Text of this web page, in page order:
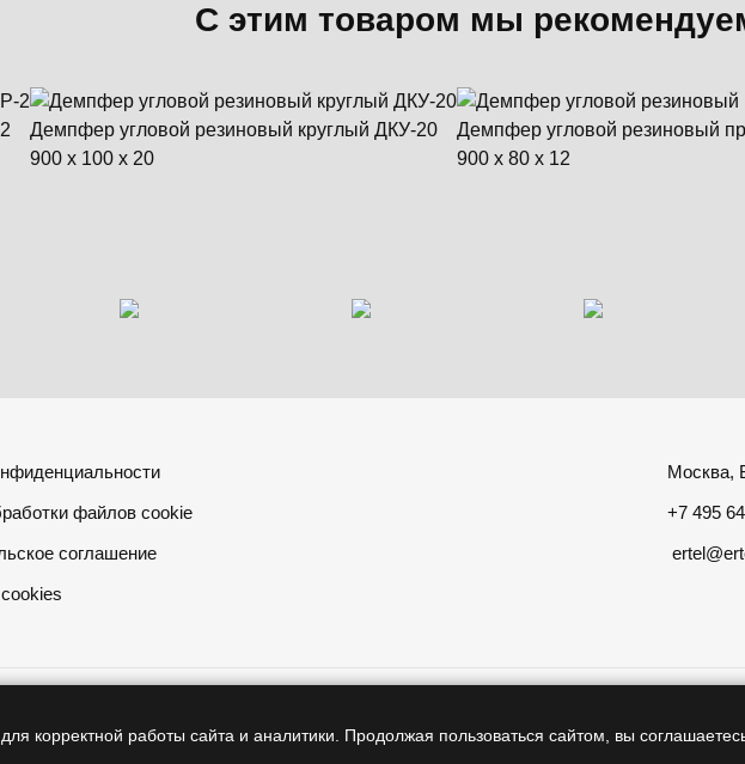
С этим товаром мы
Демпфер угловой резиновый круглый ДКУ-20
900 x 100 x 20
Демпфер угловой резиновый
900 x 80 x 12
файлов cookie
соглашение
Москва,
+7 495
корректной работы сайта и аналитики. Продолжая пользоваться сайтом, вы